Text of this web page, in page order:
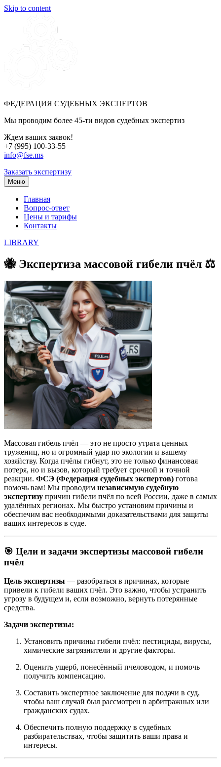
Skip to content
ФЕДЕРАЦИЯ СУДЕБНЫХ ЭКСПЕРТОВ
Мы проводим более 45-ти видов судебных экспертиз
Ждем ваших заявок!
+7 (995) 100-33-55
info@fse.ms
Заказать экспертизу
Меню
Главная
Вопрос-ответ
Цены и тарифы
Контакты
LIBRARY
🐝 Экспертиза массовой гибели пчёл ⚖️
Массовая гибель пчёл — это не просто утрата ценных
тружениц, но и огромный удар по экологии и вашему
хозяйству. Когда пчёлы гибнут, это не только финансовая
потеря, но и вызов, который требует срочной и точной
реакции. ФСЭ (Федерация судебных экспертов) готова
помочь вам! Мы проводим независимую судебную
экспертизу причин гибели пчёл по всей России, даже в самых
удалённых регионах. Мы быстро установим причины и
обеспечим вас необходимыми доказательствами для защиты
ваших интересов в суде.
🎯 Цели и задачи экспертизы массовой гибели
пчёл
Цель экспертизы — разобраться в причинах, которые
привели к гибели ваших пчёл. Это важно, чтобы устранить
угрозу в будущем и, если возможно, вернуть потерянные
средства.
Задачи экспертизы:
Установить причины гибели пчёл: пестициды, вирусы,
химические загрязнители и другие факторы.
Оценить ущерб, понесённый пчеловодом, и помочь
получить компенсацию.
Составить экспертное заключение для подачи в суд,
чтобы ваш случай был рассмотрен в арбитражных или
гражданских судах.
Обеспечить полную поддержку в судебных
разбирательствах, чтобы защитить ваши права и
интересы.